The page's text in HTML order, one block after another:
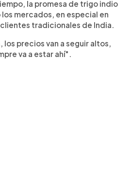
la promesa de trigo indio
mercados, en especial en
tradicionales de India.
los precios van a seguir altos,
va a estar ahí".